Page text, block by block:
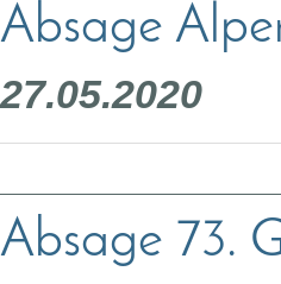
Absage
27.05.2020
Absage 73.